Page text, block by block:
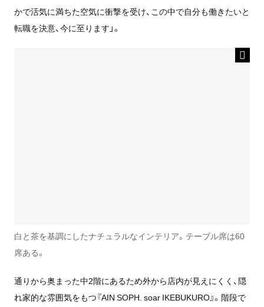
かで活気に満ちた空気に衝撃を受け、この中で自分も働きたいと
転職を決意、今に至ります」。
白と茶を基調にしたナチュラルなインテリア。テーブル席は60
席ある。
通りから奥まった中2階にあるため外から店内が見えにくく、隠
れ家的な雰囲気をもつ『AIN SOPH. soar IKEBUKURO』。階段で